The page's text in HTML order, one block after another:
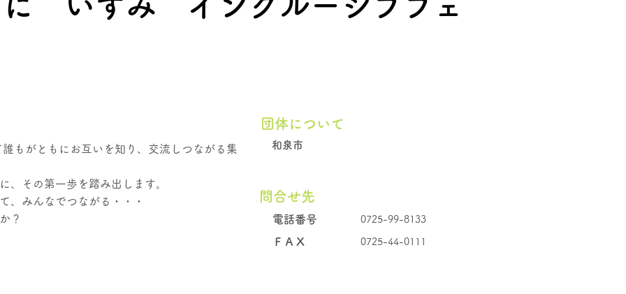
もがともにお互いを知り、交流しつながる集
、その第一歩を踏み出します。
、みんなでつながる・・・
？
団体について
和泉市
問合せ先
電話番号 0725-99-8133
​ＦＡＸ 0725-44-0111